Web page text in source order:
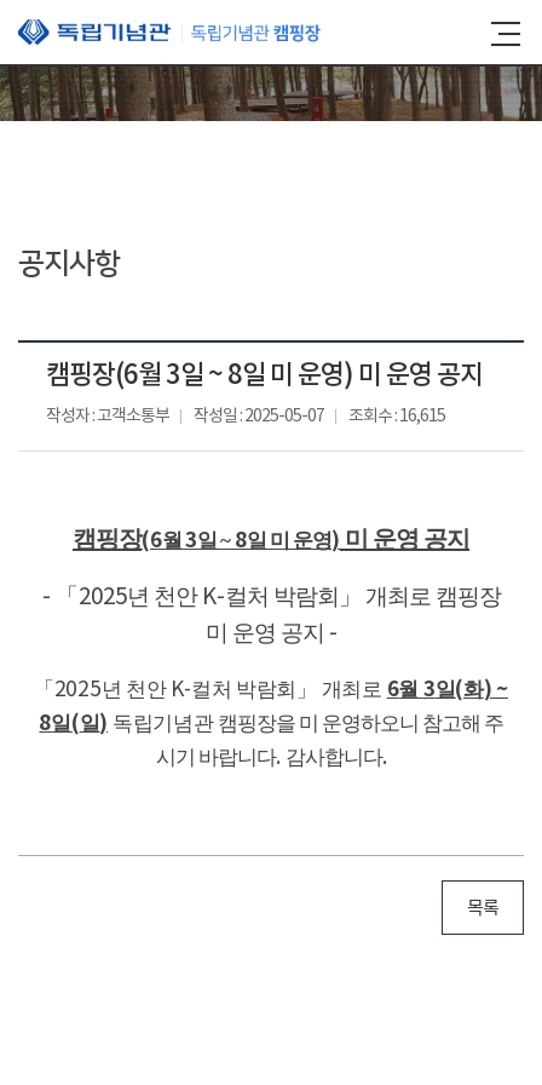
본문 바로가기
공지사항
캠핑장(6월 3일 ~ 8일 미 운영) 미 운영 공지
작성자 : 고객소통부 작성일 : 2025-05-07 조회수 : 16,615
캠핑장(6월 3일 ~8일 미 운영) 미 운영 공지
- 「 2025년 천안 K-컬처 박람회」 개최로 캠핑장
미 운영 공지 -
「2025년 천안 K-컬처 박람회」 개최로 6월 3일(화) ~
8일(일) 독립기념관 캠핑장을 미 운영하오니 참고해 주
시기 바랍니다. 감사합니다.
목록